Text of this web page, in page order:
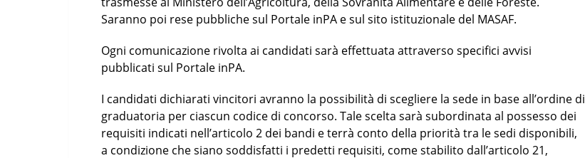
Saranno poi rese pubbliche sul Portale inPA e sul sito istituzionale del MASAF.
Ogni comunicazione rivolta ai candidati sarà effettuata attraverso specifici avvisi
pubblicati sul Portale inPA.
I candidati dichiarati vincitori avranno la possibilità di scegliere la sede in base all’ordine di
graduatoria per ciascun codice di concorso. Tale scelta sarà subordinata al possesso dei
requisiti indicati nell’articolo 2 dei bandi e terrà conto della priorità tra le sedi disponibili,
a condizione che siano soddisfatti i predetti requisiti, come stabilito dall’articolo 21,